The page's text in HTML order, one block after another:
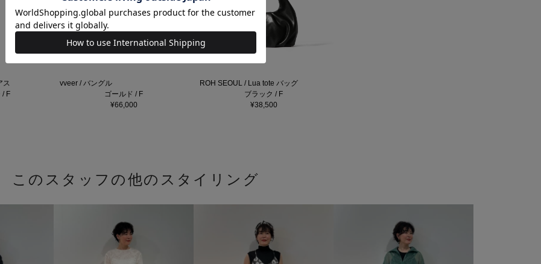
ス
/ F
vveer / バングル
ゴールド / F
¥66,000
ROH SEOUL / Lua tote バッグ
ブラック / F
¥38,500
このスタッフの他のスタイリング